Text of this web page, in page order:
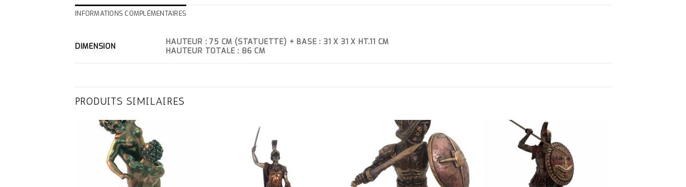
INFORMATIONS COMPLÉMENTAIRES
DIMENSION
HAUTEUR : 75 CM (STATUETTE) + BASE : 31 X 31 X HT.11 CM
HAUTEUR TOTALE : 86 CM
PRODUITS SIMILAIRES